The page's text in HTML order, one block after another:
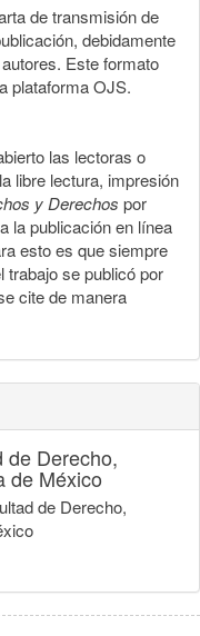
de transmisión de
debidamente
Este formato
plataforma OJS.
las lectoras o
libre lectura, impresión
y Derechos por
la publicación en línea
esto es que siempre
trabajo se publicó por
cite de manera
de Derecho,
de México
de Derecho,